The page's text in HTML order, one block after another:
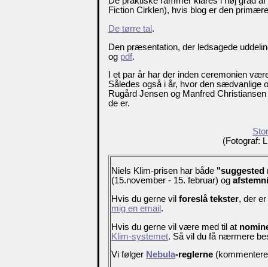
Fiction Cirklen), hvis blog er den
De tørre tal .
Den præsentation, der ledsagede
og pdf.
I et par år har der inden ceremonien
Således også i år, hvor den sædvanlige
Rugård Jensen og Manfred
de er.
(Fotograf:
Niels Klim-prisen har både "suggested
(15.november - 15. februar) og
Hvis du gerne vil foreslå tekster, der
mig en email .
Hvis du gerne vil være med til at
Klim-systemet. Så vil du få nærmere
Vi følger Nebula-reglerne